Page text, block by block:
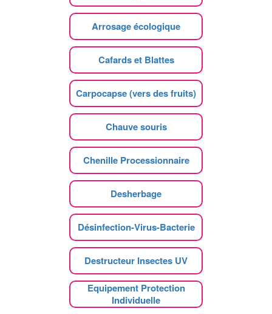
Arrosage écologique
Cafards et Blattes
Carpocapse (vers des fruits)
Chauve souris
Chenille Processionnaire
Desherbage
Désinfection-Virus-Bacterie
Destructeur Insectes UV
Equipement Protection
Individuelle